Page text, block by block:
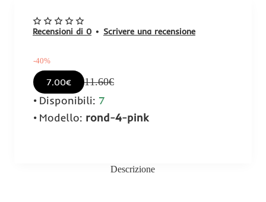
Recensioni di 0 • Scrivere una recensione
-40%
7.00€ 11.60€
Disponibili: 7
Modello: rond-4-pink
Descrizione